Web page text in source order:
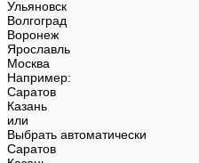
Ульяновск
Волгоград
Воронеж
Ярославль
Москва
Например:
Саратов
Казань
или
Выбрать автоматически
Саратов